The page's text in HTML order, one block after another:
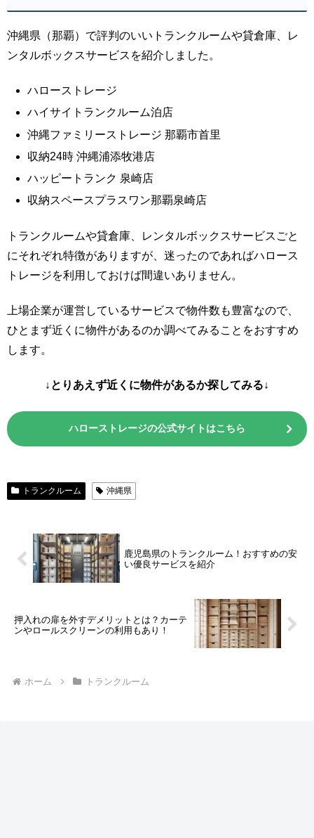
沖縄県（那覇）で評判のいいトランクルームや貸倉庫、レ
ンタルボックスサービスを紹介しました。
ハローストレージ
ハイサイトランクルーム泊店
沖縄ファミリーストレージ 那覇市首里
収納24時 沖縄浦添牧港店
ハッピートランク 泉崎店
収納スペースプラスワン那覇泉崎店
トランクルームや貸倉庫、レンタルボックスサービスごと
にそれぞれ特徴がありますが、迷ったのであればハロース
トレージを利用しておけば間違いありません。
上場企業が運営しているサービスで物件数も豊富なので、
ひとまず近くに物件があるのか調べてみることをおすすめ
します。
↓とりあえず近くに物件があるか探してみる↓
ハローストレージの公式サイトはこちら
トランクルーム 沖縄県
鹿児島県のトランクルーム！おすすめの安
い優良サービスを紹介
押入れの扉を外すデメリットとは？カーテ
ンやロールスクリーンの利用もあり！
ホーム トランクルーム